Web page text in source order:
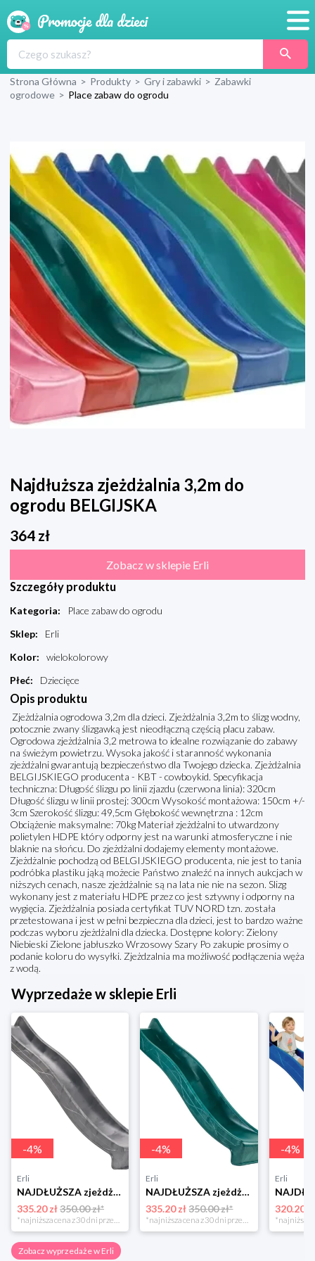
Produkty
Blog
Wyprawka
Strona Główna > Produkty > Gry i zabawki > Zabawki
ogrodowe > Place zabaw do ogrodu
Najdłuższa zjeżdżalnia 3,2m do
ogrodu BELGIJSKA
364 zł
Zobacz w sklepie Erli
Szczegóły produktu
Kategoria:
Place zabaw do ogrodu
Sklep:
Erli
Kolor:
wielokolorowy
Płeć: Dziecięce
Opis produktu
Zjeżdżalnia ogrodowa 3,2m dla dzieci. Zjeżdżalnia 3,2m to ślizg wodny,
potocznie zwany ślizgawką jest nieodłączną częścią placu zabaw.
Ogrodowa zjeżdżalnia 3,2 metrowa to idealne rozwiązanie do zabawy
na świeżym powietrzu. Wysoka jakość i staranność wykonania
zjeżdżalni gwarantują bezpieczeństwo dla Twojego dziecka. Zjeżdżalnia
BELGIJSKIEGO producenta - KBT - cowboykid. Specyfikacja
techniczna: Długość ślizgu po linii zjazdu (czerwona linia): 320cm
Długość ślizgu w linii prostej: 300cm Wysokość montażowa: 150cm +/-
3cm Szerokość ślizgu: 49,5cm Głębokość wewnętrzna : 12cm
Obciążenie maksymalne: 70kg Materiał zjeżdżalni to utwardzony
polietylen HDPE który odporny jest na warunki atmosferyczne i nie
blaknie na słońcu. Do zjeżdżalni dodajemy elementy montażowe.
Zjeżdżalnie pochodzą od BELGIJSKIEGO producenta, nie jest to tania
podróbka plastiku jąką możecie Państwo znaleźć na innych aukcjach w
niższych cenach, nasze zjeżdżalnie są na lata nie nie na sezon. Slizg
wykonany jest z materiału HDPE przez co jest sztywny i odporny na
wygięcia. Zjeżdżalnia posiada certyfikat TUV NORD tzn. została
przetestowana i jest w pełni bezpieczna dla dzieci, jest to bardzo ważne
podczas wyboru zjeżdżalni dla dziecka. Dostępne kolory: Zielony
Niebieski Zielone jabłuszko Wrzosowy Szary Po zakupie prosimy o
podanie koloru do wysyłki. Zjeżdzalnia ma możliwość podłączenia węża
z wodą.
Wyprzedaże w sklepie Erli
-4%
Erli
NAJDŁUŻSZA zjeżdżalnia ślizg 3m trzymetrowy szary Wodna dla dzieci 150 cm
335.20 zł350.00 zł*
*najniższa cena z 30 dni przed obniżką
-4%
Erli
NAJDŁUŻSZA zjeżdżalnia ślizg 3m trzymetrowy Zielona wodna na plac zabaw
335.20 zł 350.00 zł*
*najniższa cena z 30 dni przed obniżką
-4%
Erli
320.20 zł
Zobacz wyprzedaże w Erli